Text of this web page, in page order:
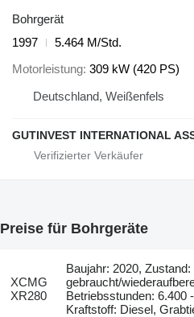
Bohrgerät
1997
5.464 M/Std.
Motorleistung 309 kW (420 PS)
Deutschland, Weißenfels
GUTINVEST INTERNATIONAL
Preise für Bohrgeräte
XCMG
XR280
Baujahr: 2020, Zustand:
gebraucht/
Betriebsstunden: 6.400
Kraftstoff: Diesel,